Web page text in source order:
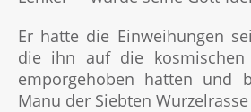
Er hatte die Einweihungen
die ihn auf die kosmischen
emporgehoben hatten und
Manu der Siebten